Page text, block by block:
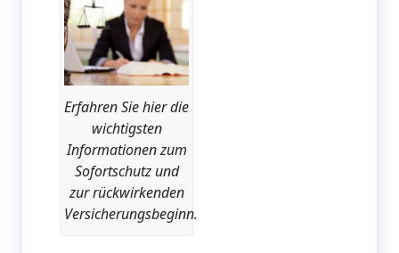
Erfahren Sie hier die
wichtigsten
Informationen zum
Sofortschutz und
zur rückwirkenden
Versicherungsbeginn.